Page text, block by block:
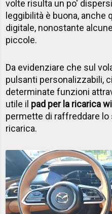
volte risulta un po'
leggibilità è buona,
digitale, nonostante
piccole.
Da evidenziare che sul
pulsanti personalizzabili,
determinate funzioni
utile il pad per la ricarica
permette di raffreddare
ricarica.